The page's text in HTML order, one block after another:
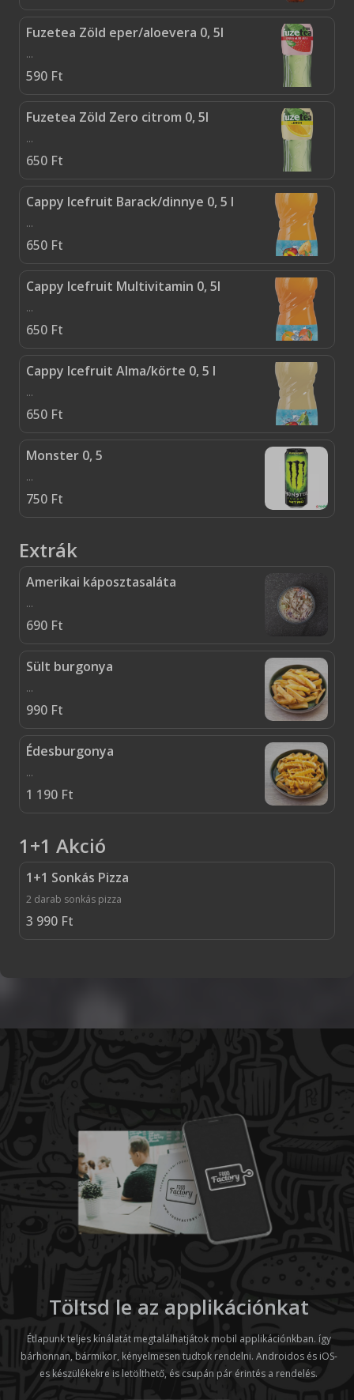
Fuzetea Zöld eper/aloevera 0, 5l
...
590 Ft
Fuzetea Zöld Zero citrom 0, 5l
...
650 Ft
Cappy Icefruit Barack/dinnye 0, 5 l
...
650 Ft
Cappy Icefruit Multivitamin 0, 5l
...
650 Ft
Cappy Icefruit Alma/körte 0, 5 l
...
650 Ft
Monster 0, 5
...
750 Ft
Extrák
Amerikai káposztasaláta
...
690 Ft
Sült burgonya
...
990 Ft
Édesburgonya
...
1 190 Ft
1+1 Akció
1+1 Sonkás Pizza
2 darab sonkás pizza
3 990 Ft
Töltsd le az applikációnkat
Étlapunk teljes kínálatát megtalálhatjátok mobil applikációnkban. így
bárhonnan, bármikor, kényelmesen tudtok rendelni. Androidos és iOS-
es készülékekre is letölthető, és csupán pár érintés a rendelés.